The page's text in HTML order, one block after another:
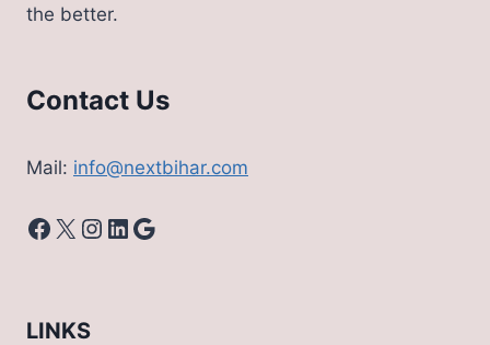
the better.
Contact Us
Mail: info@nextbihar.com
Facebook
X Instagram
LinkedIn
Google
LINKS